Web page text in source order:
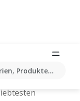
Produkten...
und